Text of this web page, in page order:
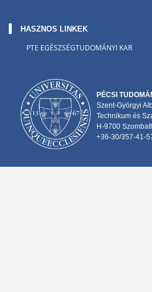
HASZNOS LINKEK
PTE EGÉSZSÉGTUDOMÁNYI KAR
PÉCSI
Szent-Györgyi
Technikum és
H-9700
+36-30/357-41-